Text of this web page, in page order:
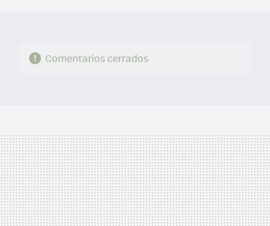
Comentarios cerrados